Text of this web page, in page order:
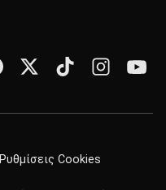
Ρυθμίσεις Cookies